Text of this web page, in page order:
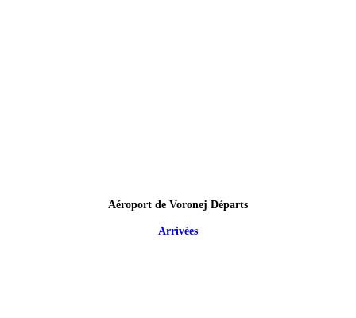
Aéroport de Voronej Départs
Arrivées